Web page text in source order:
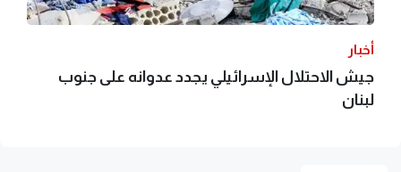
أخبار
جيش الاحتلال الإسرائيلي يجدد عدوانه على جنوب
لبنان